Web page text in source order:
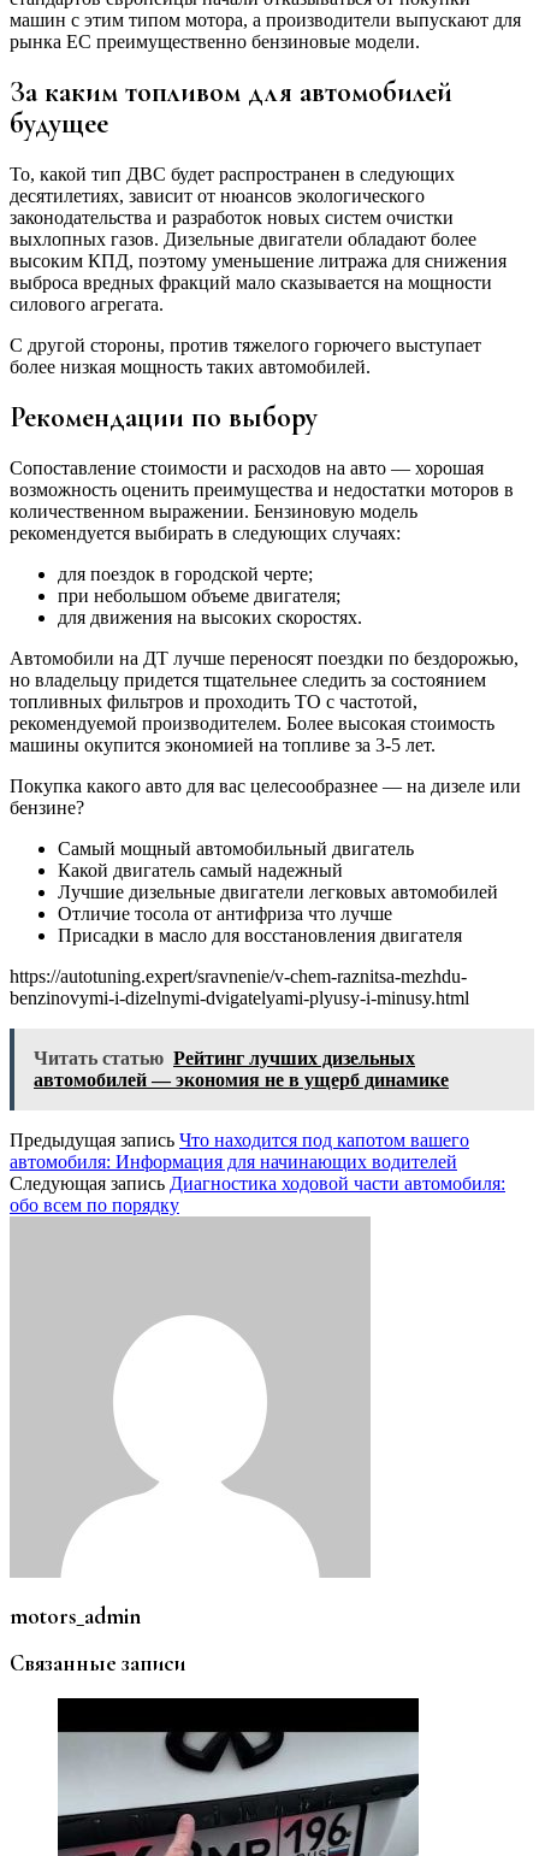
машин с этим типом мотора, а производители выпускают для
рынка ЕС преимущественно бензиновые модели.
За каким топливом для автомобилей
будущее
То, какой тип ДВС будет распространен в следующих
десятилетиях, зависит от нюансов экологического
законодательства и разработок новых систем очистки
выхлопных газов. Дизельные двигатели обладают более
высоким КПД, поэтому уменьшение литража для снижения
выброса вредных фракций мало сказывается на мощности
силового агрегата.
С другой стороны, против тяжелого горючего выступает
более низкая мощность таких автомобилей.
Рекомендации по выбору
Сопоставление стоимости и расходов на авто — хорошая
возможность оценить преимущества и недостатки моторов в
количественном выражении. Бензиновую модель
рекомендуется выбирать в следующих случаях:
для поездок в городской черте;
при небольшом объеме двигателя;
для движения на высоких скоростях.
Автомобили на ДТ лучше переносят поездки по бездорожью,
но владельцу придется тщательнее следить за состоянием
топливных фильтров и проходить ТО с частотой,
рекомендуемой производителем. Более высокая стоимость
машины окупится экономией на топливе за 3-5 лет.
Покупка какого авто для вас целесообразнее — на дизеле или
бензине?
Самый мощный автомобильный двигатель
Какой двигатель самый надежный
Лучшие дизельные двигатели легковых автомобилей
Отличие тосола от антифриза что лучше
Присадки в масло для восстановления двигателя
https://autotuning.expert/sravnenie/v-chem-raznitsa-mezhdu-
benzinovymi-i-dizelnymi-dvigatelyami-plyusy-i-minusy.html
Читать статью Рейтинг лучших дизельных
автомобилей — экономия не в ущерб динамике
Предыдущая запись Что находится под капотом вашего
автомобиля: Информация для начинающих водителей
Следующая запись Диагностика ходовой части автомобиля:
обо всем по порядку
motors_admin
Связанные записи